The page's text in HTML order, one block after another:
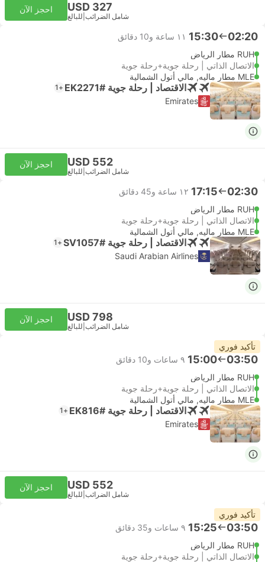
USD 327
شامل الضرائب للبالغ
احجز الآن
02:20
15:30 ١١ ساعة و‫10 دقائق
RUH مطار الرياض
الاتصال الذاتي | رحلة جوية+رحلة جوية
MLE مطار ماليه, مالي أتول الشمالية
الاقتصاد | رحلة جوية #EK2271 +1
Emirates
USD 552
شامل الضرائب للبالغ
احجز الآن
02:30
17:15 ١٢ ساعة و‫45 دقائق
RUH مطار الرياض
الاتصال الذاتي | رحلة جوية+رحلة جوية
MLE مطار ماليه, مالي أتول الشمالية
الاقتصاد | رحلة جوية #SV1057 +1
Saudi Arabian Airlines
USD 798
شامل الضرائب للبالغ
احجز الآن
تأكيد فوري
03:50
15:00 ٩ ساعات و‫10 دقائق
RUH مطار الرياض
الاتصال الذاتي | رحلة جوية+رحلة جوية
MLE مطار ماليه, مالي أتول الشمالية
الاقتصاد | رحلة جوية #EK816 +1
Emirates
USD 552
شامل الضرائب للبالغ
احجز الآن
تأكيد فوري
03:50
15:25 ٩ ساعات و‫35 دقائق
RUH مطار الرياض
الاتصال الذاتي | رحلة جوية+رحلة جوية